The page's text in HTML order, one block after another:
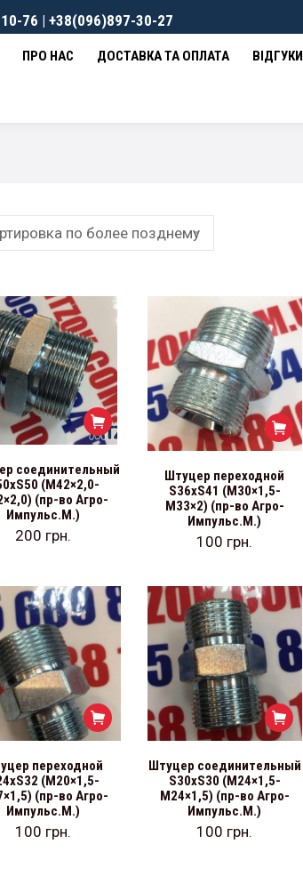
76 | +38(096)897-30-27
ПРО НАС ДОСТАВКА ТА ОПЛАТА ВІДГУКИ
соединительный
(М42×2,0-
(пр-во Агро-
Импульс.М.)
200 грн.
Штуцер переходной
S36хS41 (М30×1,5-
М33×2) (пр-во Агро-
Импульс.М.)
100 грн.
переходной
(М20×1,5-
(пр-во Агро-
Импульс.М.)
100 грн.
Штуцер соединительный
S30хS30 (М24×1,5-
М24×1,5) (пр-во Агро-
Импульс.М.)
100 грн.
ВІДГУКИ НОВИНИ